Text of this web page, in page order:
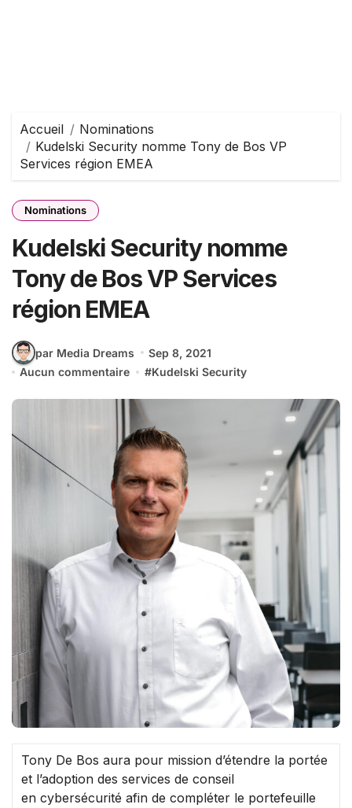
Accueil
Nominations
Kudelski Security nomme Tony de Bos VP
Services région EMEA
Nominations
Kudelski Security nomme
Tony de Bos VP Services
région EMEA
par Media Dreams
Sep 8, 2021
Aucun commentaire
#Kudelski Security
Tony De Bos aura pour mission d’étendre la portée
et l’adoption des services de conseil
en cybersécurité afin de compléter le portefeuille